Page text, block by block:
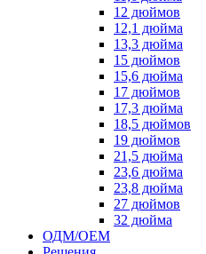
12 дюймов
12,1 дюйма
13,3 дюйма
15 дюймов
15,6 дюйма
17 дюймов
17,3 дюйма
18,5 дюймов
19 дюймов
21,5 дюйма
23,6 дюйма
23,8 дюйма
27 дюймов
32 дюйма
ОДМ/ОЕМ